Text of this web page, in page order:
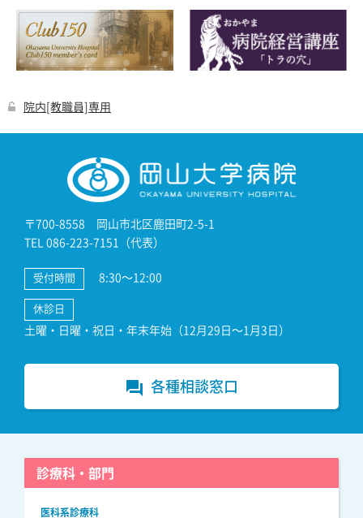
院内[教職員]専用
〒700-8558 岡山市北区鹿田町2-5-1
TEL 086-223-7151（代表）
受付時間 8:30～12:00
休診日
土曜・日曜・祝日・年末年始（12月29日～1月3日）
forum 各種相談窓口
診療科・部門
医科系診療科